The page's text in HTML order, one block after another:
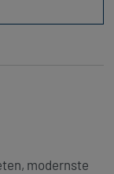
modernste